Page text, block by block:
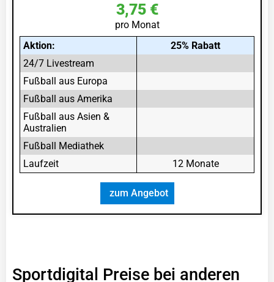
3,75 €
pro Monat
Aktion:
25% Rabatt
24/7 Livestream
Fußball aus Europa
Fußball aus Amerika
Fußball aus Asien &
Australien
Fußball Mediathek
Laufzeit
12 Monate
zum Angebot
Sportdigital Preise bei anderen